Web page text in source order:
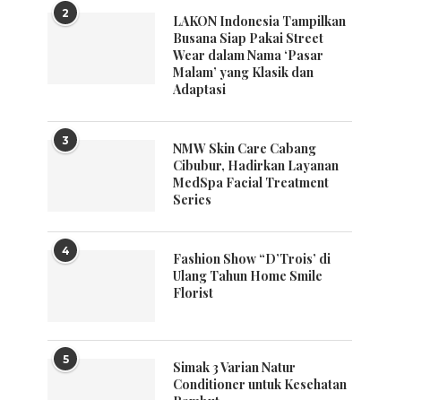
2
LAKON Indonesia Tampilkan
Busana Siap Pakai Street
Wear dalam Nama ‘Pasar
Malam’ yang Klasik dan
Adaptasi
3
NMW Skin Care Cabang
Cibubur, Hadirkan Layanan
MedSpa Facial Treatment
Series
4
Fashion Show “D’Trois’ di
Ulang Tahun Home Smile
Florist
5
Simak 3 Varian Natur
Conditioner untuk Kesehatan